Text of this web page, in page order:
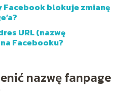
Facebook blokuje zmianę
URL (nazwę
Facebooku?
nazwę fanpage